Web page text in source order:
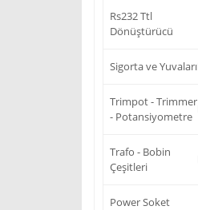
Rs232 Ttl
Dönüştürücü
Sigorta ve Yuvaları
Trimpot - Trimmer
- Potansiyometre
Trafo - Bobin
Çeşitleri
Power Soket